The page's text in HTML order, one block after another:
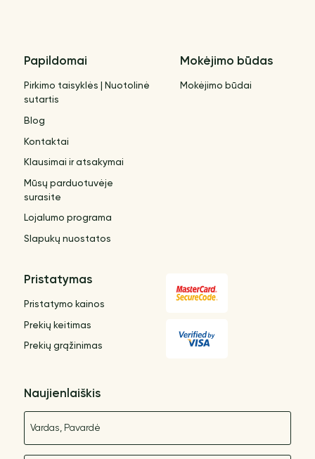
Papildomai
Pirkimo taisyklės | Nuotolinė
sutartis
Blog
Kontaktai
Klausimai ir atsakymai
Mūsų parduotuvėje
surasite
Lojalumo programa
Slapukų nuostatos
Mokėjimo būdas
Mokėjimo būdai
Pristatymas
Pristatymo kainos
Prekių keitimas
Prekių grąžinimas
Naujienlaiškis